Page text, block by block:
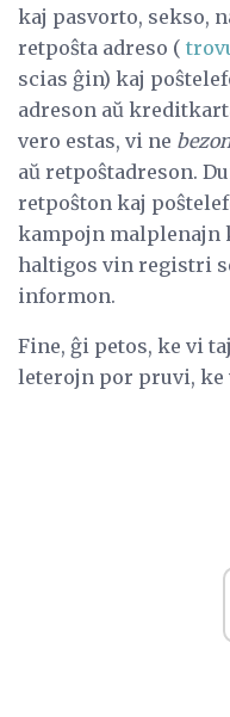
kaj pasvorto, sekso,
retpoŝta adreso (
scias ĝin) kaj
adreson aŭ
vero estas, vi ne
aŭ retpoŝtadreson.
retpoŝton kaj
kampojn malplenajn
haltigos vin registri
informon.
Fine, ĝi petos, ke vi
leterojn por pruvi, ke